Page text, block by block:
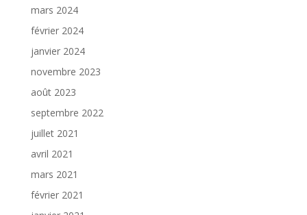
mars 2024
février 2024
janvier 2024
novembre 2023
août 2023
septembre 2022
juillet 2021
avril 2021
mars 2021
février 2021